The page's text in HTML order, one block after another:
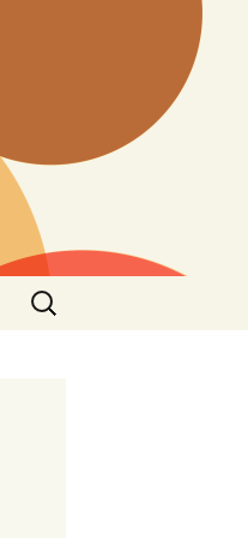
Suchen
nach: